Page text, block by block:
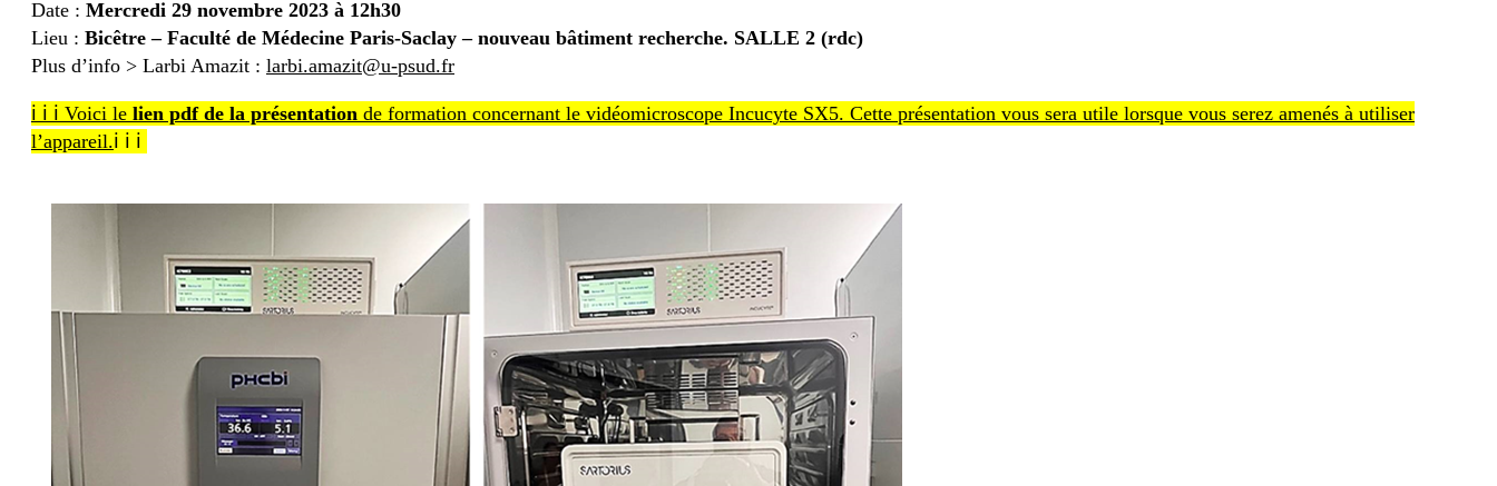
Date : Mercredi 29 novembre 2023 à 12h30
Lieu : Bicêtre – Faculté de Médecine Paris-Saclay – nouveau bâtiment recherche. SALLE 2 (rdc)
Plus d’info > Larbi Amazit : larbi.amazit@u-psud.fr
ℹ ℹ ℹ Voici le lien pdf de la présentation de formation concernant le vidéomicroscope Incucyte SX5. Cette présentation vous sera utile lorsque vous serez amenés à utiliser
l’appareil.ℹ ℹ ℹ